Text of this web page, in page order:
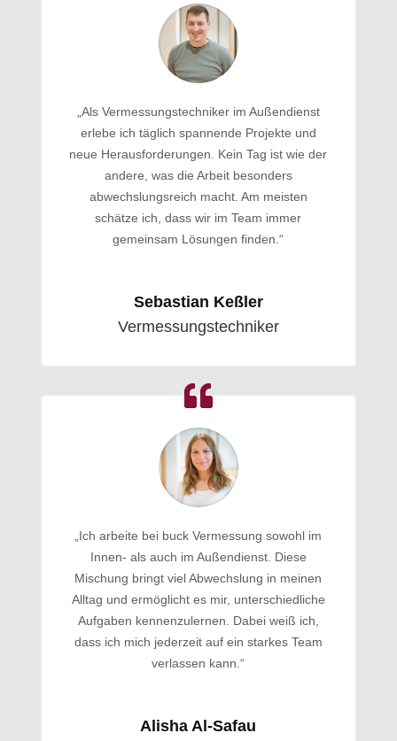
„Als Vermessungstechniker im Außendienst
erlebe ich täglich spannende Projekte und
neue Herausforderungen. Kein Tag ist wie der
andere, was die Arbeit besonders
abwechslungsreich macht. Am meisten
schätze ich, dass wir im Team immer
gemeinsam Lösungen finden.“
Sebastian Keßler
Vermessungstechniker
„Ich arbeite bei buck Vermessung sowohl im
Innen- als auch im Außendienst. Diese
Mischung bringt viel Abwechslung in meinen
Alltag und ermöglicht es mir, unterschiedliche
Aufgaben kennenzulernen. Dabei weiß ich,
dass ich mich jederzeit auf ein starkes Team
verlassen kann.“
Alisha Al-Safau